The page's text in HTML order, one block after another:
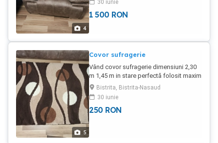
4
și provenienta Fotoliile sunt noi și nu au
fost folosite Se vând deoarece nu se
30 iunie
1 500 RON
5
Covor sufragerie
Vând covor sufragerie dimensiuni 2,30
m 1,45 m in stare perfectă folosit maxim
de doua ori și este proaspăt spălat Se
vinde deoarece nu a fost alegerea
potrivită
Bistrita, Bistrita-Nasaud
30 iunie
250 RON